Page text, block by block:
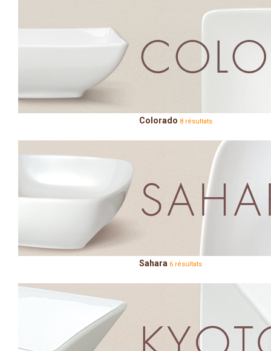
Colorado 8 résultats
Sahara 6 résultats